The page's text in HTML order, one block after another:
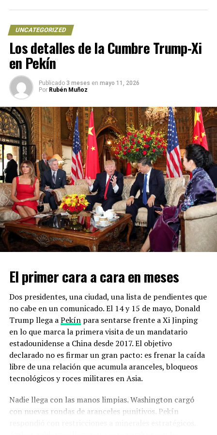
MEXICO
UNAM
UP NEXT
El calentamiento global amplifica el ciclo del agua más
rápido de lo previsto
DON'T MISS
Repsol pagará más de 65 mdd por derrame de petróleo
en Perú
UNCATEGORIZED
Los detalles de la Cumbre Trump-Xi
en Pekín
Publicado 3 meses en mayo 11, 2026
Por Rubén Muñoz
El primer cara a cara en meses
Dos presidentes, una ciudad, una lista de pendientes que
no cabe en un comunicado. El 14 y 15 de mayo, Donald
Trump llega aPekínpara sentarse frente a Xi Jinping
en lo que marca la primera visita de un mandatario
estadounidense a China desde 2017. El objetivo
declarado no es firmar un gran pacto: es frenar la caída
libre de una relación que acumula aranceles, bloqueos
tecnológicos y roces militares en Asia.
Nadie llega con las manos limpias. Washington cargó
con nuevas rondas de aranceles punitivos. Pekín